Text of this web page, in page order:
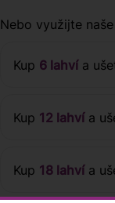
Nebo využijte
Kup 6 lahvía
Kup 12 lahvía
Kup 18 lahvía